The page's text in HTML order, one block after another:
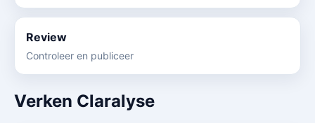
Review
Controleer en publiceer
Verken Claralyse